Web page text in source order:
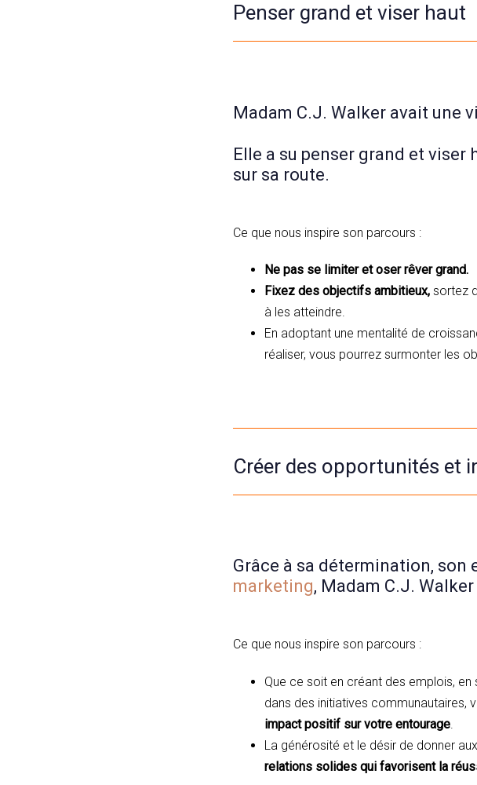
Penser grand et viser haut
Madam C.J. Walker avait une
Elle a su penser grand et
sur sa route.
Ce que nous inspire son parcours :
Ne pas se limiter et oser rêver grand.
Fixez des objectifs ambitieux, sortez
à les atteindre.
En adoptant une mentalité de
réaliser, vous pourrez surmonter les
Créer des opportunités et
Grâce à sa détermination, son
marketing, Madam C.J.
Ce que nous inspire son parcours :
Que ce soit en créant des emplois,
dans des initiatives communautaires,
impact positif sur votre entourage
La générosité et le désir de donner
relations solides qui favorisent la